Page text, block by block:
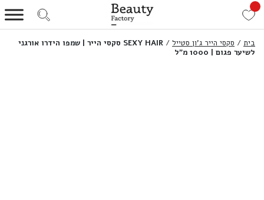
בית / סקסי הייר ג'ון סטייל /
SEXY HAIR סקסי הייר | שמפו הידרו אורגני
לשיער פגום | 1000 מ”ל